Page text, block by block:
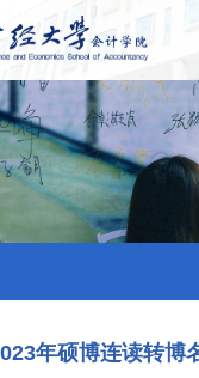
年硕博连读转博